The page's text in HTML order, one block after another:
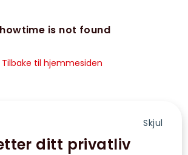
Skjul
ditt privatliv
is not found
Tilbake til hjemmesiden